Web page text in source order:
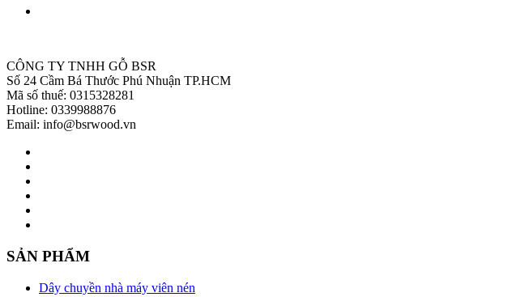
CÔNG TY TNHH GỖ BSR
Số 24 Cầm Bá Thước Phú Nhuận TP.HCM
Mã số thuế: 0315328281
Hotline: 0339988876
Email: info@bsrwood.vn
SẢN PHẨM
Dây chuyền nhà máy viên nén